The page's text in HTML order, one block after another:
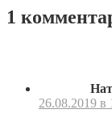
1
26.08.2019 в